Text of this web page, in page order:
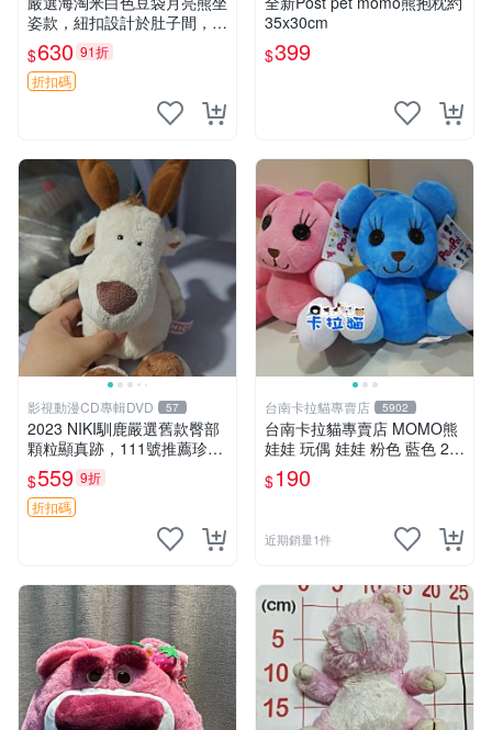
姿款，紐扣設計於肚子間，觸
感柔軟，實用推薦。主頁60
包 月亮熊 豆袋 細節
$630 91折
折扣碼
35x30cm
$399
影視動漫CD專輯DVD 57
2023 NIKI馴鹿嚴選舊款臀部
顆粒顯真跡，111號推薦珍藏
品 馴鹿 舊款 尾巴顆粒
$559 9折
折扣碼
台南卡拉貓專賣店 5902
台南卡拉貓專賣店 MOMO熊
娃娃 玩偶 娃娃 粉色 藍色 2色
分售
$190
近期銷量1件